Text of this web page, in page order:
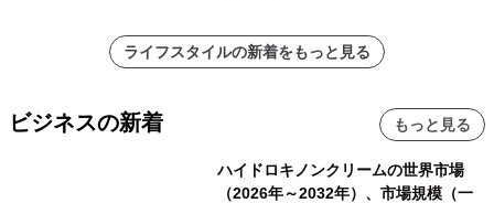
ライフスタイルの新着をもっと見る
ビジネスの新着 もっと見る
ハイドロキノンクリームの世界市場
（2026年～2032年）、市場規模（一